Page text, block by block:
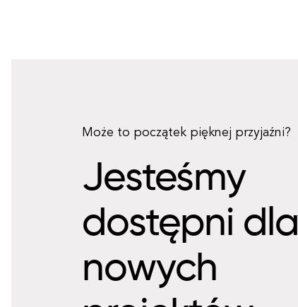
Może to początek pięknej przyjaźni?
Jesteśmy
dostępni dla
nowych